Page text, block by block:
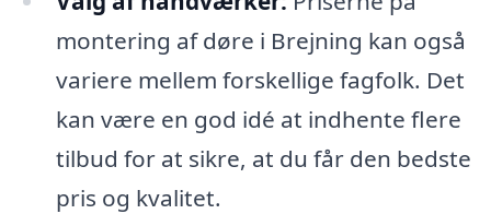
montering af døre i Brejning kan også
variere mellem forskellige fagfolk. Det
kan være en god idé at indhente flere
tilbud for at sikre, at du får den bedste
pris og kvalitet.